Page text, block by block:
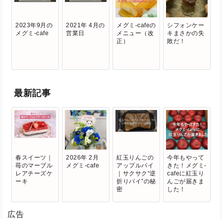
2023年9月の
メグミ-cafe
2021年 4月の
営業日
メグミ-cafeの
メニュー（改
正）
シフォンケー
キまさかの失
敗だ！
最新記事
春スイーツ｜
苺のマーブル
レアチーズケ
ーキ
2026年 2月
メグミ-cafe
紅玉りんごの
アップルパイ
｜サクサク“逆
折りパイ”の秘
密
今年もやって
きた！メグミ-
cafeに紅玉り
んごが届きま
した！
広告